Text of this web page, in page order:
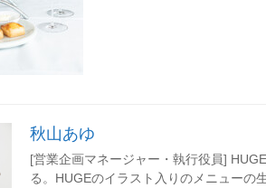
秋山あゆ
[営業企画マネージャー・執行役員]
る。HUGEのイラスト入りのメニューの